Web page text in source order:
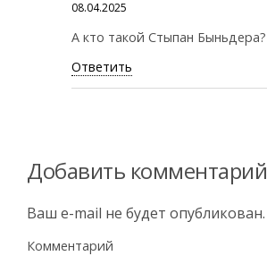
08.04.2025
А кто такой Стыпан Быньдера?
Ответить
Добавить комментарий
Ваш e-mail не будет опубликован.
Комментарий